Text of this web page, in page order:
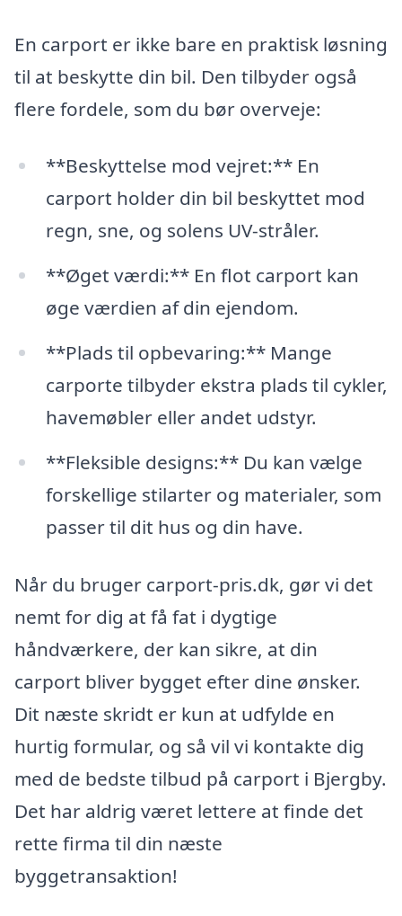
En carport er ikke bare en praktisk løsning
til at beskytte din bil. Den tilbyder også
flere fordele, som du bør overveje:
**Beskyttelse mod vejret:** En
carport holder din bil beskyttet mod
regn, sne, og solens UV-stråler.
**Øget værdi:** En flot carport kan
øge værdien af din ejendom.
**Plads til opbevaring:** Mange
carporte tilbyder ekstra plads til cykler,
havemøbler eller andet udstyr.
**Fleksible designs:** Du kan vælge
forskellige stilarter og materialer, som
passer til dit hus og din have.
Når du bruger carport-pris.dk, gør vi det
nemt for dig at få fat i dygtige
håndværkere, der kan sikre, at din
carport bliver bygget efter dine ønsker.
Dit næste skridt er kun at udfylde en
hurtig formular, og så vil vi kontakte dig
med de bedste tilbud på carport i Bjergby.
Det har aldrig været lettere at finde det
rette firma til din næste
byggetransaktion!